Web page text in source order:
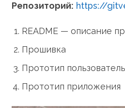
Репозиторий: https://
README — описание
Прошивка
Прототип
Прототип приложения